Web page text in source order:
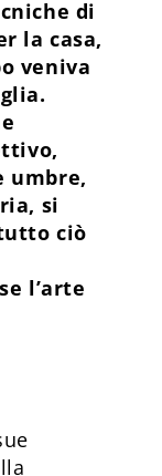
di
la casa,
veniva
umbre,
si
ciò
l’arte